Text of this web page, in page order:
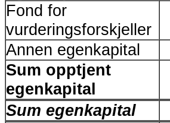
Fond for
vurderingsforskjeller
Annen egenkapital
Sum opptjent
egenkapital
Sum egenkapital